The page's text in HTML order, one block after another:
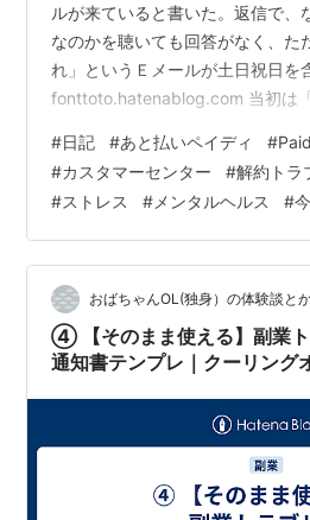
ルが来ていると書いた。返信で、
なのかを聴いても回答がなく、た
れ」というＥメールが土日祝日を
fonttoto.hatenablog.com 当初は
とんど恐喝や恫喝に近い。それは
いストレスに感じるから、少なく
ると思う。 金融庁に相談したら、
ですねと言われ、区立消費者セン
かし金融庁も丁寧で、消費者セン
えて紹介された。 消費者セ…
#日記 #あと払いペイディ #
#カスタマーセンター #解約トラ
#ストレス # メンタルヘルス #
おばちゃんOL(独身）の体験談と
④ 【そのまま使える】副業
通知書テンプレ｜クーリング